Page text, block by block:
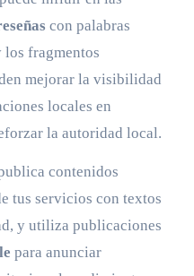
con palabras
fragmentos
mejorar la visibilidad
locales en
la autoridad local.
contenidos
tus servicios con textos
y utiliza publicaciones
para anunciar